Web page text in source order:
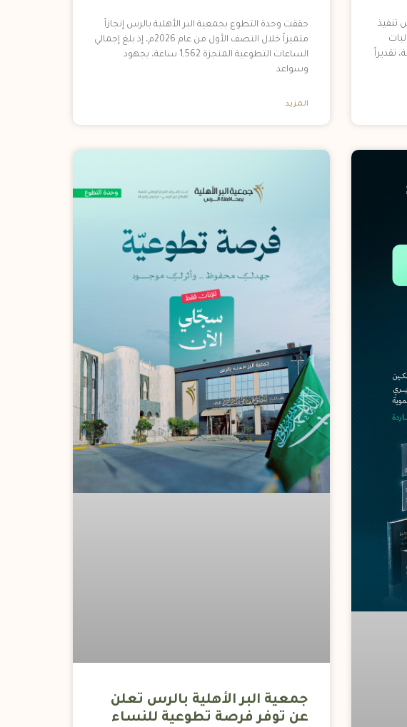
تنفيذ
تقديراً
حققت وحدة التطوع بجمعية البر الأهلية بالرس إنجازاً
متميزاً خلال النصف الأول من عام 2026م، إذ بلغ إجمالي
الساعات التطوعية المنجزة 1,562 ساعة، بجهود
وسواعد
المزيد
جمعية البر الأهلية بالرس تعلن
عن توفر فرصة تطوعية للنساء